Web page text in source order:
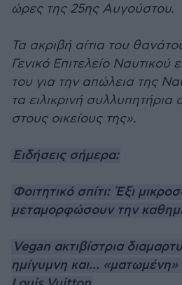
ώρες της 25ης Αυγούστου.
Τα ακριβή αίτια του
Γενικό Επιτελείο Ναυτικού
του για την απώλεια της
τα ειλικρινή συλλυπητήρια
στους οικείους της».
Ειδήσεις σήμερα:
Φοιτητικό σπίτι: Έξι
μεταμορφώσουν την
Vegan ακτιβίστρια
ημίγυμνη και...